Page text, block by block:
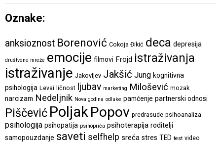
Oznake:
anksioznost Borenović Cokoja Đikić deca depresija
društvene mreže emocije filmovi Frojd istraživanja
istraživanje Jakovljev Jakšić Jung kognitivna
psihologija Levai ličnost ljubav marketing Milošević mozak
narcizam Nedeljnik Nova godina odluke pamćenje partnerski odnosi
Piščević PoljakPopov predrasude psihoanaliza
psihologija psihopatija psihopriča psihoterapija roditelji
samopouzdanje saveti selfhelp sreća stres TED test video